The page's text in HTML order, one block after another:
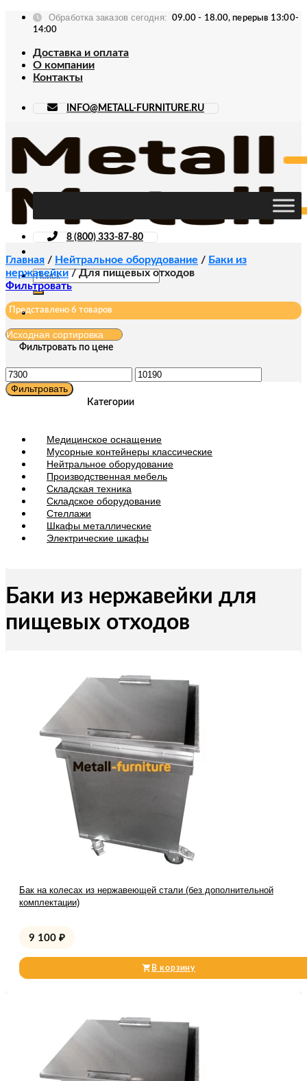
Skip
Обработка заказов сегодня:
09.00 - 18.00, перерыв 13:00-
14:00
Доставка и оплата
О компании
Контакты
INFO@METALL-FURNITURE.RU
Искать:
8 (800) 333-87-80
Главная / Нейтральное оборудование / Баки из
нержавейки /Для пищевых отходов
Фильтровать
Представлено 6 товаров
Фильтровать по цене
Минимальная
цена
Максимальная
цена
Фильтровать
Категории
Медицинское оснащение
Мусорные контейнеры классические
Нейтральное оборудование
Производственная мебель
Складская техника
Складское оборудование
Стеллажи
Шкафы металлические
Электрические шкафы
Баки из нержавейки для
пищевых отходов
Бак на колесах из нержавеющей стали (без дополнительной
комплектации)
9 100 ₽
В корзину